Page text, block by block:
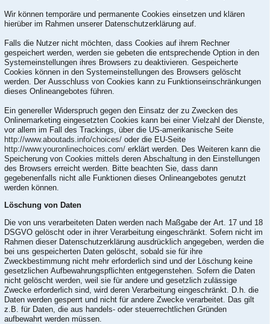
Wir können temporäre und permanente Cookies einsetzen und klären
hierüber im Rahmen unserer Datenschutzerklärung auf.
Falls die Nutzer nicht möchten, dass Cookies auf ihrem Rechner
gespeichert werden, werden sie gebeten die entsprechende Option in den
Systemeinstellungen ihres Browsers zu deaktivieren. Gespeicherte
Cookies können in den Systemeinstellungen des Browsers gelöscht
werden. Der Ausschluss von Cookies kann zu Funktionseinschränkungen
dieses Onlineangebotes führen.
Ein genereller Widerspruch gegen den Einsatz der zu Zwecken des
Onlinemarketing eingesetzten Cookies kann bei einer Vielzahl der Dienste,
vor allem im Fall des Trackings, über die US-amerikanische Seite
http://www.aboutads.info/choices/ oder die EU-Seite
http://www.youronlinechoices.com/ erklärt werden. Des Weiteren kann die
Speicherung von Cookies mittels deren Abschaltung in den Einstellungen
des Browsers erreicht werden. Bitte beachten Sie, dass dann
gegebenenfalls nicht alle Funktionen dieses Onlineangebotes genutzt
werden können.
Löschung von Daten
Die von uns verarbeiteten Daten werden nach Maßgabe der Art. 17 und 18
DSGVO gelöscht oder in ihrer Verarbeitung eingeschränkt. Sofern nicht im
Rahmen dieser Datenschutzerklärung ausdrücklich angegeben, werden die
bei uns gespeicherten Daten gelöscht, sobald sie für ihre
Zweckbestimmung nicht mehr erforderlich sind und der Löschung keine
gesetzlichen Aufbewahrungspflichten entgegenstehen. Sofern die Daten
nicht gelöscht werden, weil sie für andere und gesetzlich zulässige
Zwecke erforderlich sind, wird deren Verarbeitung eingeschränkt. D.h. die
Daten werden gesperrt und nicht für andere Zwecke verarbeitet. Das gilt
z.B. für Daten, die aus handels- oder steuerrechtlichen Gründen
aufbewahrt werden müssen.